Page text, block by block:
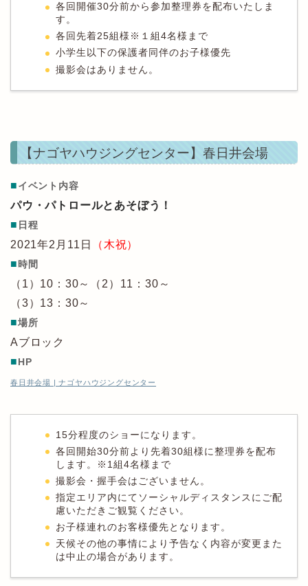
各回開催30分前から参加整理券を配布いたしま
す。
各回先着25組様※１組4名様まで
小学生以下の保護者同伴のお子様優先
撮影会はありません。
【ナゴヤハウジングセンター】春日井会場
■イベント内容
パウ・パトロールとあそぼう！
■ 日程
2021年2月11日
（木祝）
■時間
（1）10：30～（2）11：30～
（3）13：30～
■場所
Aブロック
■HP
春日井会場 | ナゴヤハウジングセンター
15分程度のショーになります。
各回開始30分前より先着30組様に整理券を配布
します。※1組4名様まで
撮影会・握手会はございません。
指定エリア内にてソーシャルディスタンスにご配
慮いただきご観覧ください。
お子様連れのお客様優先となります。
天候その他の事情により予告なく内容が変更また
は中止の場合があります。